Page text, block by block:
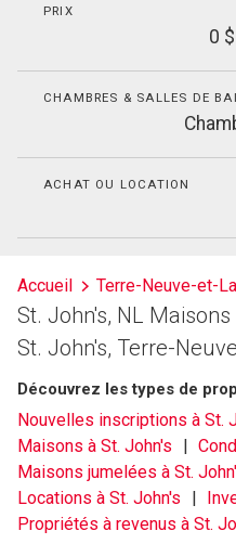
PRIX
0 $
CHAMBRES & SALLES DE
ACHAT OU LOCATION
Accueil Terre-Neuve-et-
St. John's, NL
St. John's, Terre-
Découvrez les types de
Nouvelles inscriptions à St.
Maisons à St. John's
Maisons jumelées à St.
Locations à St. John's
Propriétés à revenus à St.